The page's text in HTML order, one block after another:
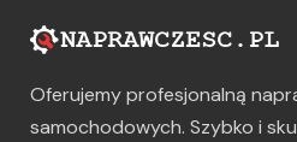
Oferujemy profesjonalną
samochodowych. Szybko i